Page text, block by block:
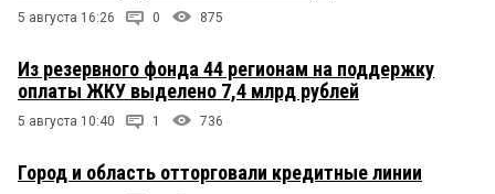
5 августа 16:26 0 875
Из резервного фонда 44 регионам на поддержку
оплаты ЖКУ выделено 7,4 млрд рублей
5 августа 10:40 1 736
Город и область отторговали кредитные линии